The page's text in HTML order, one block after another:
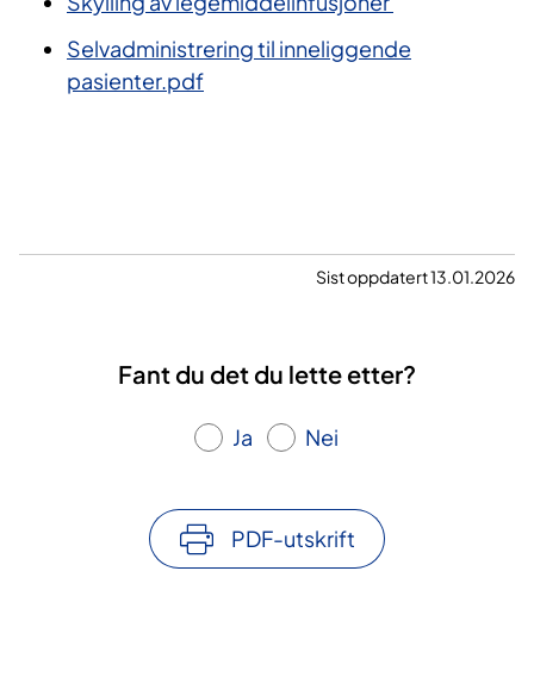
Selvadministrering til inneliggende
pasienter.pdf
Sist oppdatert 13.01.2026
Fant du det du lette etter?
Ja Nei
PDF-utskrift